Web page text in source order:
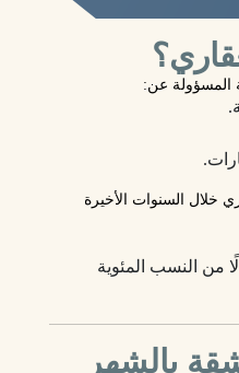
المسؤولة عن:
خلال السنوات الأخيرة
من النسب المئوية
بالشهر